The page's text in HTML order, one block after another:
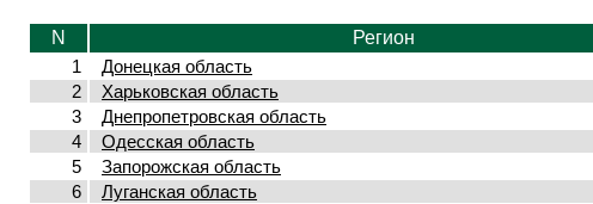
N Регион
1
Донецкая область
2
Харьковская область
3
Днепропетровская область
4
Одесская область
5
Запорожская область
6
Луганская область